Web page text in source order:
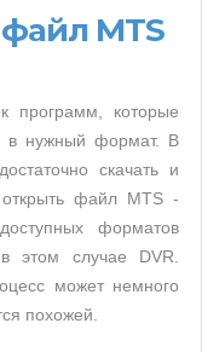
MTS
программ, которые
в нужный формат. В
скачать и
файл MTS -
форматов
этом случае DVR.
может немного
похожей.